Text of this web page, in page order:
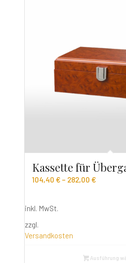
Kassette für
104,40 €– 282,00 €
inkl. MwSt.
zzgl.
Versandkosten
Ausführung